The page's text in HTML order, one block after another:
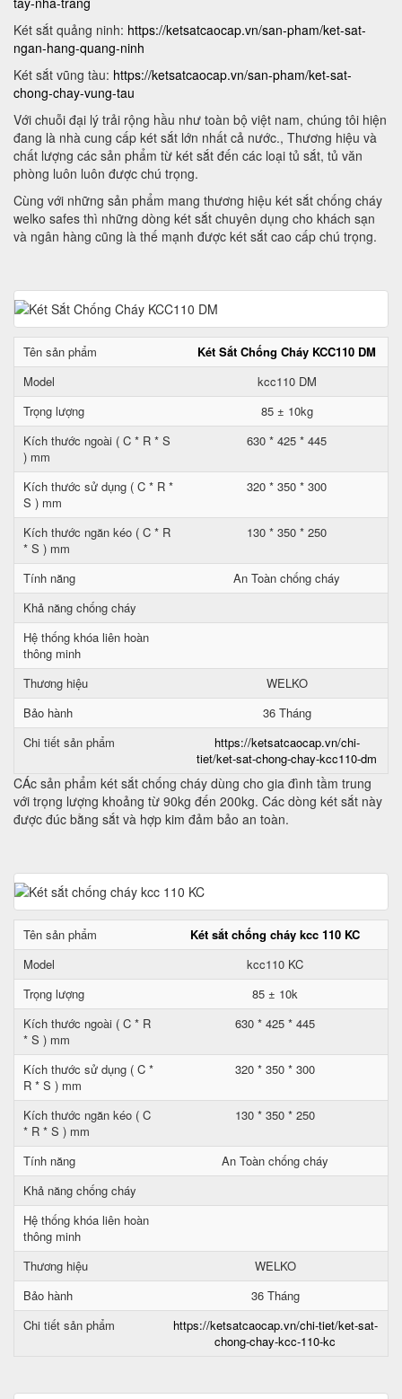
Két sắt quảng ninh: https://ketsatcaocap.vn/san-pham/ket-sat-
ngan-hang-quang-ninh
Két sắt vũng tàu: https://ketsatcaocap.vn/san-pham/ket-sat-
chong-chay-vung-tau
Với chuỗi đại lý trải rộng hầu như toàn bộ việt nam, chúng tôi hiện
đang là nhà cung cấp két sắt lớn nhất cả nước., Thương hiệu và
chất lượng các sản phẩm từ két sắt đến các loại tủ sắt, tủ văn
phòng luôn luôn được chú trọng.
Cùng với những sản phẩm mang thương hiệu két sắt chống cháy
welko safes thì những dòng két sắt chuyên dụng cho khách sạn
và ngân hàng cũng là thế mạnh được két sắt cao cấp chú trọng.
Tên sản phẩm
Két Sắt Chống Cháy KCC110 DM
Model
kcc110 DM
Trọng lượng
85 ± 10kg
Kích thước ngoài ( C * R * S
) mm
630 * 425 * 445
Kích thước sử dụng ( C * R *
S ) mm
320 * 350 * 300
Kích thước ngăn kéo ( C * R
* S ) mm
130 * 350 * 250
Tính năng
An Toàn chống cháy
Khả năng chống cháy
Hệ thống khóa liên hoàn
thông minh
Thương hiệu
WELKO
Bảo hành
36 Tháng
Chi tiết sản phẩm
https://ketsatcaocap.vn/chi-
tiet/ket-sat-chong-chay-kcc110-dm
CÁc sản phẩm két sắt chống cháy dùng cho gia đình tầm trung
với trọng lượng khoảng từ 90kg đến 200kg. Các dòng két sắt này
được đúc bằng sắt và hợp kim đảm bảo an toàn.
Tên sản phẩm
Két sắt chống cháy kcc 110 KC
Model
kcc110 KC
Trọng lượng
85 ± 10k
Kích thước ngoài ( C * R
* S ) mm
630 * 425 * 445
Kích thước sử dụng ( C *
R * S ) mm
320 * 350 * 300
Kích thước ngăn kéo ( C
* R * S ) mm
130 * 350 * 250
Tính năng
An Toàn chống cháy
Khả năng chống cháy
Hệ thống khóa liên hoàn
thông minh
Thương hiệu
WELKO
Bảo hành
36 Tháng
Chi tiết sản phẩm
https://ketsatcaocap.vn/chi-tiet/ket-sat-
chong-chay-kcc-110-kc